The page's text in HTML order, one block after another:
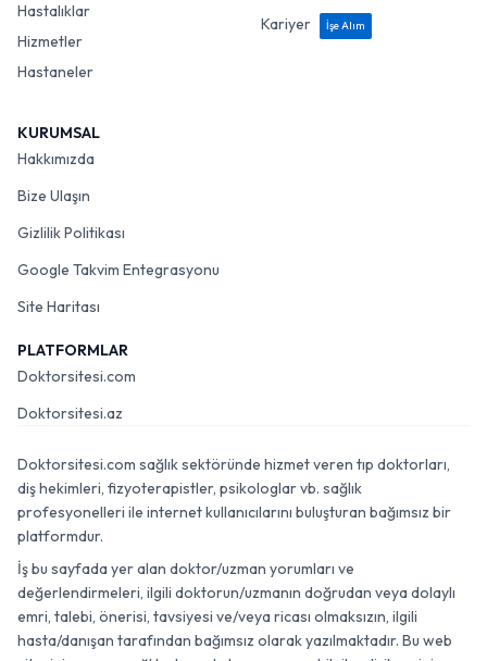
Hastalıklar
Hizmetler
Hastaneler
Kariyer
İşe Alım
KURUMSAL
Hakkımızda
Bize Ulaşın
Gizlilik Politikası
Google Takvim Entegrasyonu
Site Haritası
PLATFORMLAR
Doktorsitesi.com
Doktorsitesi.az
Doktorsitesi.com sağlık sektöründe hizmet veren tıp doktorları,
diş hekimleri, fizyoterapistler, psikologlar vb. sağlık
profesyonelleri ile internet kullanıcılarını buluşturan bağımsız bir
platformdur.
İş bu sayfada yer alan doktor/uzman yorumları ve
değerlendirmeleri, ilgili doktorun/uzmanın doğrudan veya dolaylı
emri, talebi, önerisi, tavsiyesi ve/veya ricası olmaksızın, ilgili
hasta/danışan tarafından bağımsız olarak yazılmaktadır. Bu web